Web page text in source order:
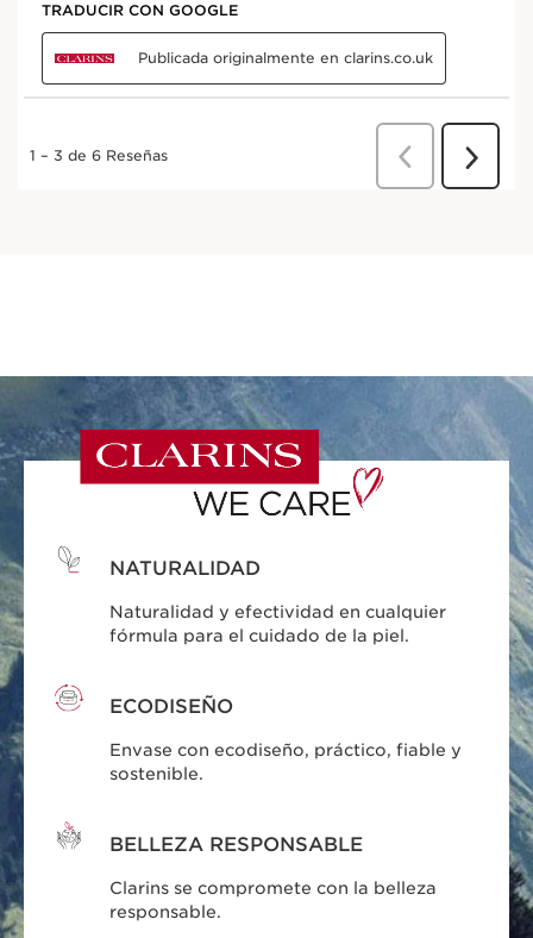
NATURALIDAD
Naturalidad y efectividad en cualquier
fórmula para el cuidado de la piel.
ECODISEÑO
Envase con ecodiseño, práctico, fiable y
sostenible.
BELLEZA RESPONSABLE
Clarins se compromete con la belleza
responsable.